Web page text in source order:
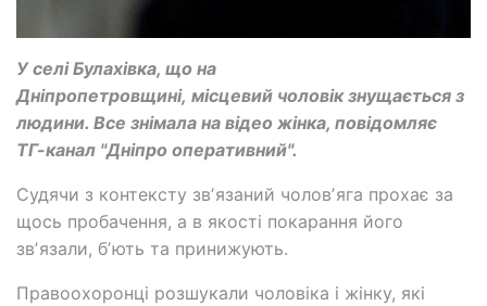
У селі Булахівка, що на
Дніпропетровщині, місцевий чоловік знущається з
людини. Все знімала на відео жінка, повідомляє
ТГ-канал "Дніпро оперативний".
Судячи з контексту звʼязаний чоловʼяга прохає за
щось пробачення, а в якості покарання його
звʼязали, бʼють та принижують.
Правоохоронці розшукали чоловіка і жінку, які